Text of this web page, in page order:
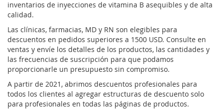
inventarios de inyecciones de vitamina B asequibles y de alta
calidad.
Las clínicas, farmacias, MD y RN son elegibles para
descuentos en pedidos superiores a 1500 USD. Consulte en
ventas y envíe los detalles de los productos, las cantidades y
las frecuencias de suscripción para que podamos
proporcionarle un presupuesto sin compromiso.
A partir de 2021, abrimos descuentos profesionales para
todos los clientes al agregar estructuras de descuento solo
para profesionales en todas las páginas de productos.